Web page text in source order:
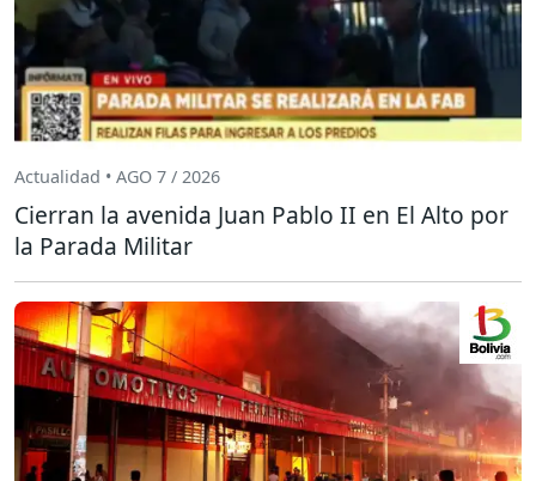
Actualidad • AGO 7 / 2026
Cierran la avenida Juan Pablo II en El Alto por
la Parada Militar